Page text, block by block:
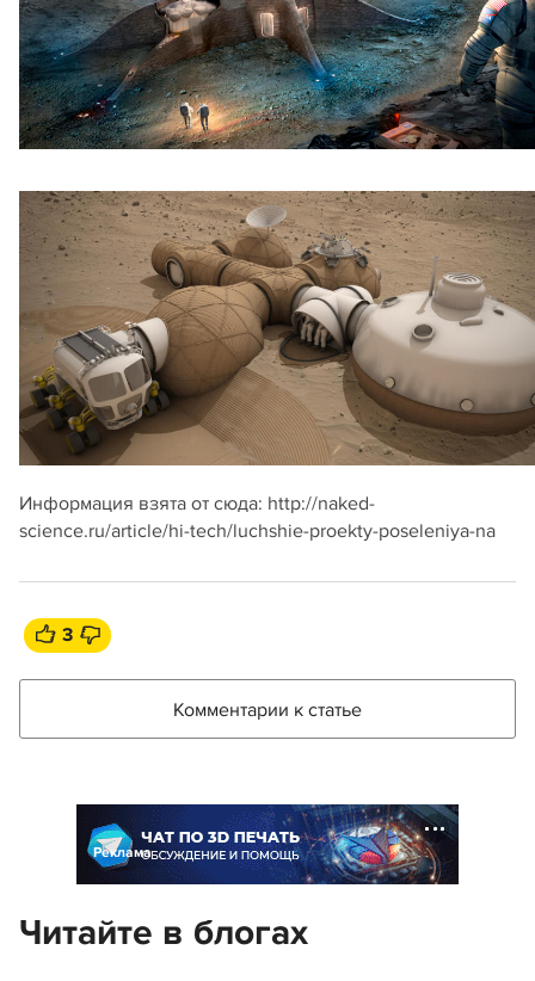
Информация взята от сюда: http://naked-
science.ru/article/hi-tech/luchshie-proekty-poseleniya-na
3
Комментарии к статье
Реклама
Читайте в блогах